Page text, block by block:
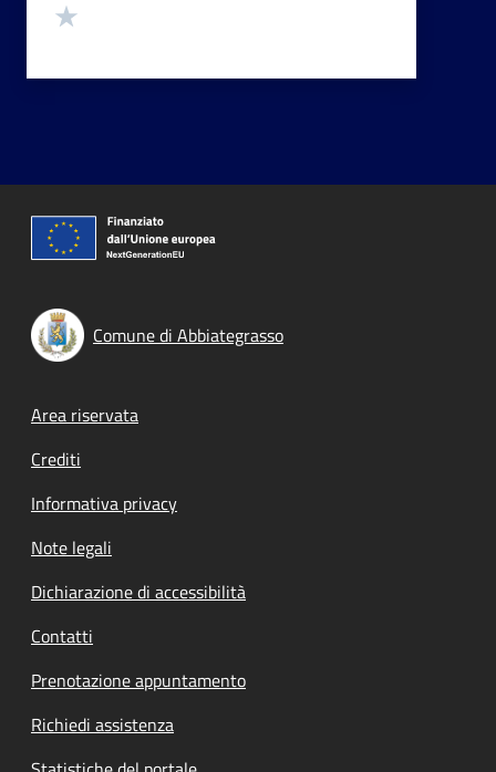
Comune di Abbiategrasso
Footer menu
Area riservata
Crediti
Informativa privacy
Note legali
Dichiarazione di accessibilità
Contatti
Prenotazione appuntamento
Richiedi assistenza